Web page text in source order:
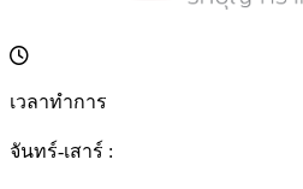
เวลาทำการ
จันทร์-เสาร์ :